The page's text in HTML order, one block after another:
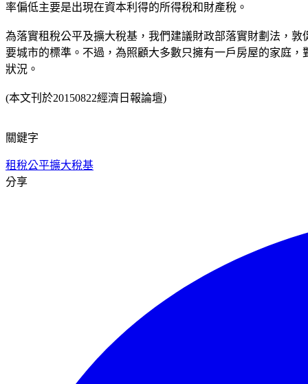
率偏低主要是出現在資本利得的所得稅和財產稅。
為落實租稅公平及擴大稅基，我們建議財政部落實財劃法，
要城市的標準。不過，為照顧大多數只擁有一戶房屋的家庭
狀況。
(本文刊於20150822經濟日報論壇)
關鍵字
租稅公平擴大稅基
分享